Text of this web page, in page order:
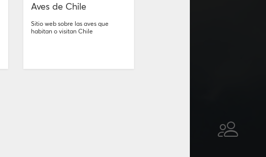
Aves de Chile
Sitio web sobre las aves que
habitan o visitan Chile